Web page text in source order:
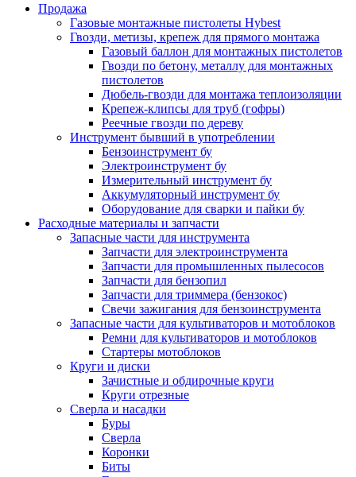
Продажа
Газовые монтажные пистолеты Hybest
Гвозди, метизы, крепеж для прямого монтажа
Газовый баллон для монтажных пистолетов
Гвозди по бетону, металлу для монтажных
пистолетов
Дюбель-гвозди для монтажа теплоизоляции
Крепеж-клипсы для труб (гофры)
Реечные гвозди по дереву
Инструмент бывший в употреблении
Бензоинструмент бу
Электроинструмент бу
Измерительный инструмент бу
Аккумуляторный инструмент бу
Оборудование для сварки и пайки бу
Расходные материалы и запчасти
Запасные части для инструмента
Запчасти для электроинструмента
Запчасти для промышленных пылесосов
Запчасти для бензопил
Запчасти для триммера (бензокос)
Свечи зажигания для бензоинструмента
Запасные части для культиваторов и мотоблоков
Ремни для культиваторов и мотоблоков
Стартеры мотоблоков
Круги и диски
Зачистные и обдирочные круги
Круги отрезные
Сверла и насадки
Буры
Сверла
Коронки
Биты